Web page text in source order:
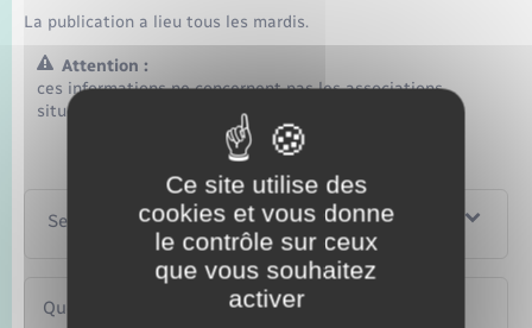
La publication a lieu tous les mardis.
Attention :
ces informations ne concernent pas les associations
situées en Alsace-Moselle.
Services en ligne et formulaires
Questions ? Réponses !
Ce site utilise des
cookies et vous donne
le contrôle sur ceux
que vous souhaitez
activer